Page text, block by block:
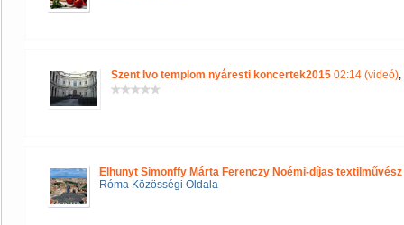
Szent Ivo templom nyáresti koncertek2015 02:14 (videó),
Elhunyt Simonffy Márta Ferenczy Noémi-díjas textilművész
Róma Közösségi Oldala